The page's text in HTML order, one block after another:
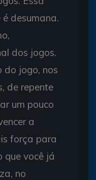
desumana.
dos jogos.
do jogo, nos
de repente
um pouco
a
força para
que você já
no